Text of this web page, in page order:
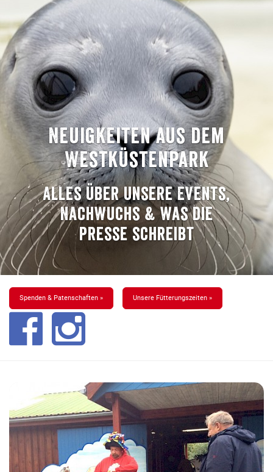
Neuigkeiten aus dem
Westküstenpark
Alles über unsere Events,
Nachwuchs & was die
Presse schreibt
Spenden & Patenschaften » Unsere Fütterungszeiten »